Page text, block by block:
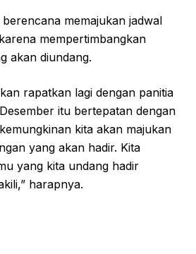
memajukan jadwal
mempertimbangkan
akan diundang.
rapatkan lagi dengan panitia
itu bertepatan dengan
kita akan majukan
yang akan hadir. Kita
yang kita undang hadir
harapnya.